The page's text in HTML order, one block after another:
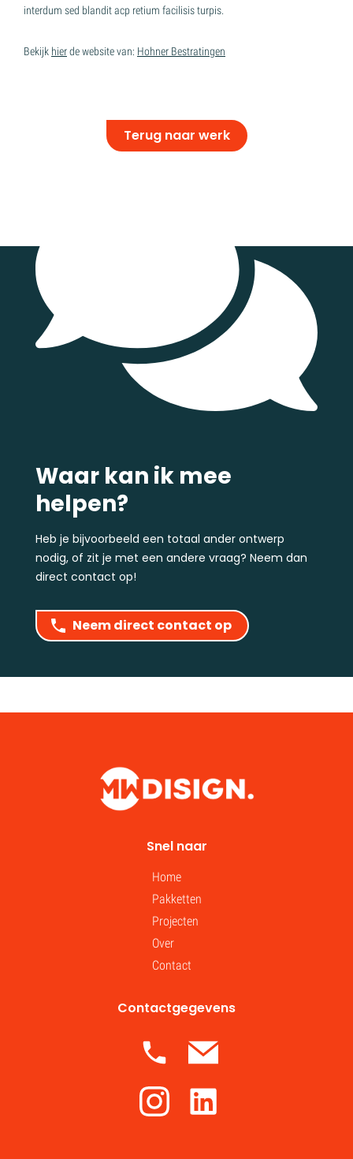
interdum sed blandit acp retium facilisis turpis.
Bekijk hierde website van: Hohner Bestratingen
Terug naar werk
Waar kan ik mee
helpen?
Heb je bijvoorbeeld een totaal ander ontwerp
nodig, of zit je met een andere vraag? Neem dan
direct contact op!
Neem direct contact op
Snel naar
Home
Pakketten
Projecten
Over
Contact
Contactgegevens